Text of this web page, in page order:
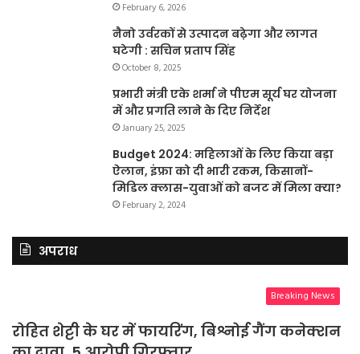
February 6, 2026
नैनो उर्वरकों से उत्पादन बढ़ेगा और लागत
घटेगी : सचिन प्रताप सिंह
October 8, 2025
प्रभारी मंत्री एके शर्मा ने पीएम सूर्य घर योजना
में और प्रगति लाने के दिए निर्देश
January 25, 2025
Budget 2024: महिलाओं के लिए किया बड़ा
ऐलान, इंफ्रा को दी भारी रकम, किसानों-
मिडिल क्लास-युवाओं को बजट में मिला क्या?
February 2, 2024
अपराध
Breaking News
रोहित शेट्टी के घर में फायरिंग, बिश्नोई गैंग कनेक्शन